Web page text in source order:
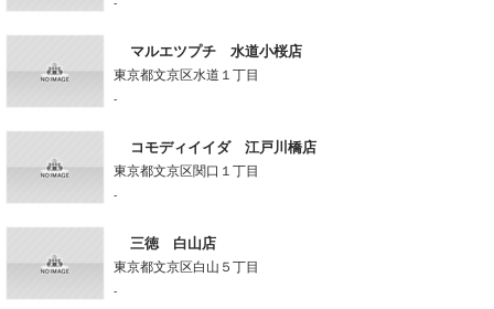
-
マルエツプチ 水道小桜店
東京都文京区水道１丁目
-
コモディイイダ 江戸川橋店
東京都文京区関口１丁目
-
三徳 白山店
東京都文京区白山５丁目
-